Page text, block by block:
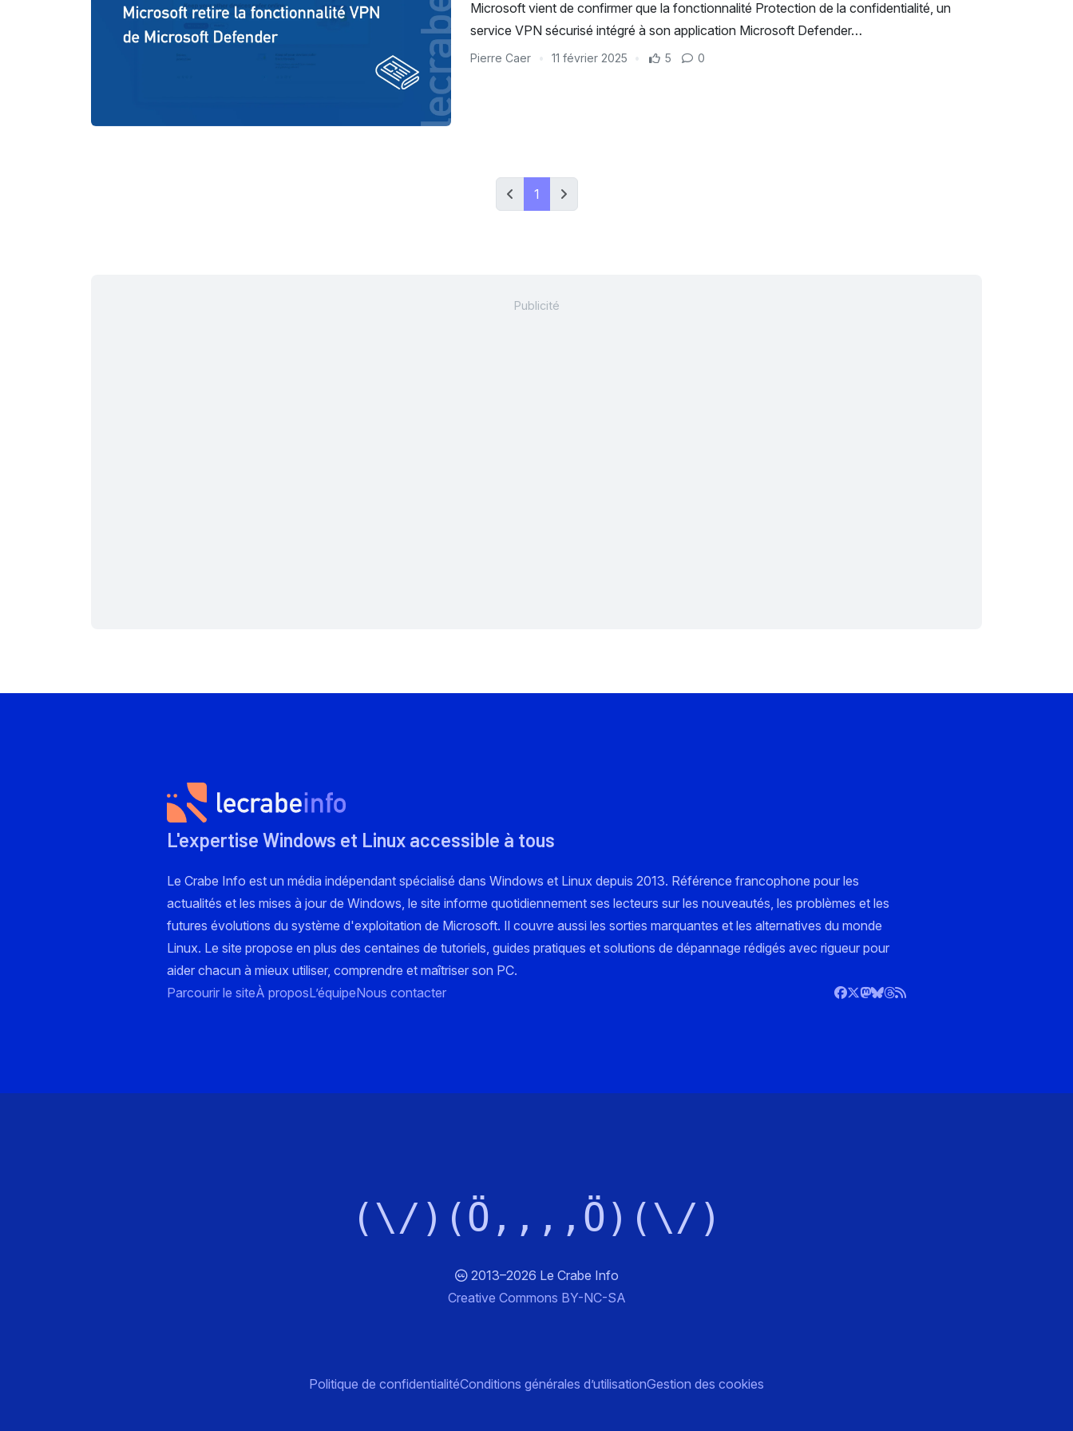
Microsoft vient de confirmer que la fonctionnalité Protection de la confidentialité, un
service VPN sécurisé intégré à son application Microsoft Defender…
Pierre Caer 11 février 2025 5 0
1
L'expertise Windows et Linux accessible à tous
Le Crabe Info est un média indépendant spécialisé dans Windows et Linux depuis 2013. Référence francophone pour les
actualités et les mises à jour de Windows, le site informe quotidiennement ses lecteurs sur les nouveautés, les problèmes et les
futures évolutions du système d'exploitation de Microsoft. Il couvre aussi les sorties marquantes et les alternatives du monde
Linux. Le site propose en plus des centaines de tutoriels, guides pratiques et solutions de dépannage rédigés avec rigueur pour
aider chacun à mieux utiliser, comprendre et maîtriser son PC.
Parcourir le siteÀ proposL’équipeNous contacter
(\/)(Ö,,,,Ö)(\/)
2013–2026 Le Crabe Info
Creative Commons BY-NC-SA
Politique de confidentialitéConditions générales d’utilisationGestion des cookies